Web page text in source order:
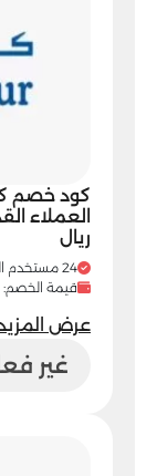
ريال
24 مستخدم اليوم
قيمة الخصم: 10 ريال
عرض
غير